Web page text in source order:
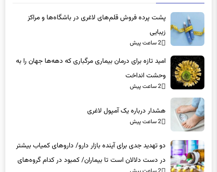
پشت پرده فروش قلم‌های لاغری در باشگاه‌ها و مراکز
زیبایی
2 ساعت پیش
امید تازه برای درمان بیماری مرگباری که دهه‌ها جهان را به
وحشت انداخت
2 ساعت پیش
هشدار درباره یک آمپول لاغری
2 ساعت پیش
دو تهدید جدی برای آینده بازار دارو/ داروهای کمیاب بیشتر
در دست دلالان است تا بیماران/ کمبود در کدام گروه‌های